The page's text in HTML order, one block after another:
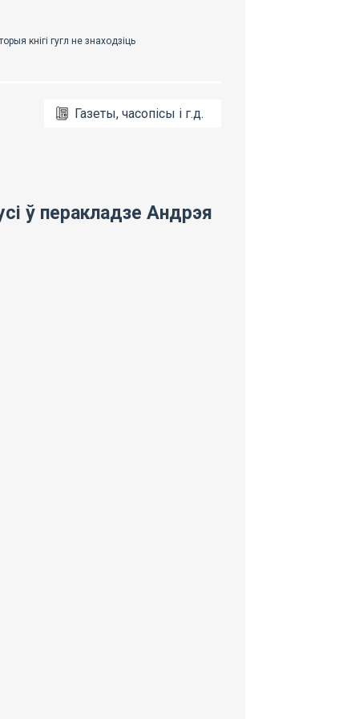
Газеты, часопісы і г.д.
ў перакладзе Андрэя